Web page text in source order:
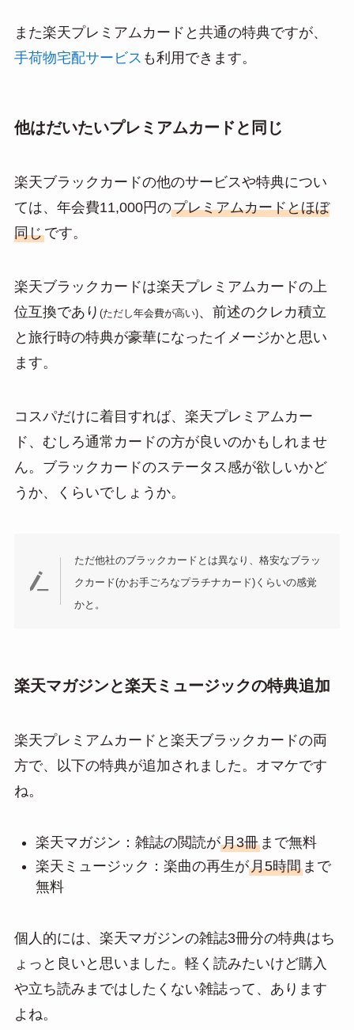
また楽天プレミアムカードと共通の特典ですが、
手荷物宅配サービス も利用できます。
他はだいたいプレミアムカードと同じ
楽天ブラックカードの他のサービスや特典につい
ては、年会費11,000円のプレミアムカードとほぼ
同じです。
楽天ブラックカードは楽天プレミアムカードの上
位互換であり (ただし年会費が高い)、前述のクレカ積立
と旅行時の特典が豪華になったイメージかと思い
ます。
コスパだけに着目すれば、楽天プレミアムカー
ド、むしろ通常カードの方が良いのかもしれませ
ん。ブラックカードのステータス感が欲しいかど
うか、くらいでしょうか。
ただ他社のブラックカードとは異なり、格安なブラッ
クカード(かお手ごろなプラチナカード)くらいの感覚
かと。
楽天マガジンと楽天ミュージックの特典追加
楽天プレミアムカードと楽天ブラックカードの両
方で、以下の特典が追加されました。オマケです
ね。
楽天マガジン：雑誌の閲読が月3冊まで無料
楽天ミュージック：楽曲の再生が月5時間まで
無料
個人的には、楽天マガジンの雑誌3冊分の特典はち
ょっと良いと思いました。軽く読みたいけど購入
や立ち読みまではしたくない雑誌って、あります
よね。